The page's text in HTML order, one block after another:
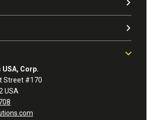
USA, Corp.
Street #170
USA